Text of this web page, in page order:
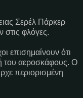
Σερέλ Πάρκερ
στις φλόγες.
επισημαίνουν ότι
του αεροσκάφους. Ο
περιορισμένη